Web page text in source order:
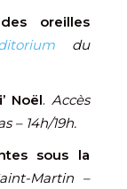
oreilles
du
Noël. Accès
– 14h/19h.
sous la
Martin –